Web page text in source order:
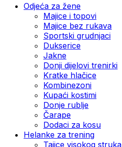
Odjeća za žene
Majice i topovi
Majice bez rukava
Sportski grudnjaci
Dukserice
Jakne
Donji dijelovi trenirki
Kratke hlačice
Kombinezoni
Kupaći kostimi
Donje rublje
Čarape
Dodaci za kosu
Helanke za trening
Tajice visokog struka